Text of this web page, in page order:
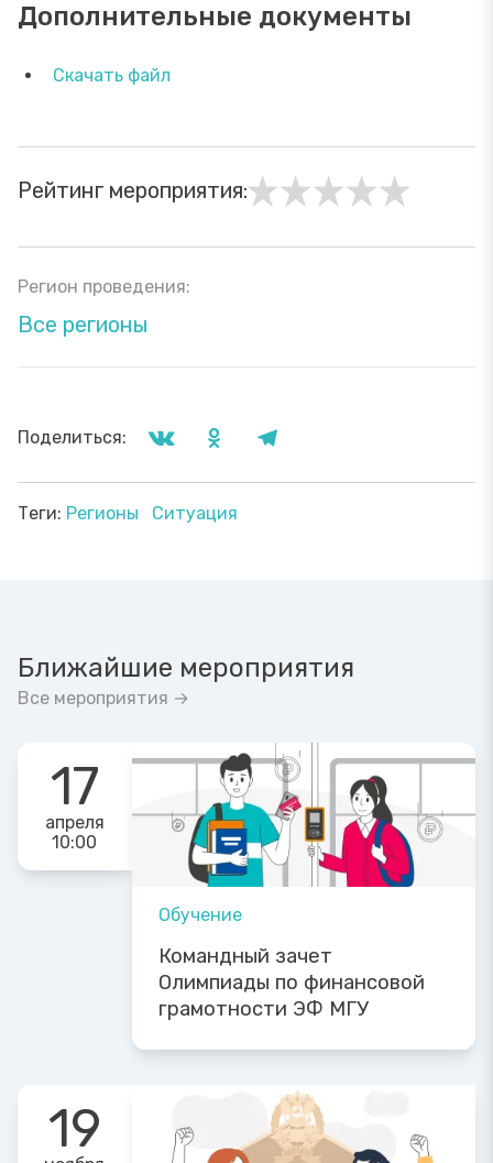
Дополнительные документы
Скачать файл
Рейтинг мероприятия:
Регион проведения:
Все регионы
Поделиться:
Теги: Регионы Ситуация
Ближайшие мероприятия
Все мероприятия →
17
апреля
10:00
Обучение
Командный зачет
Олимпиады по финансовой
грамотности ЭФ МГУ
19